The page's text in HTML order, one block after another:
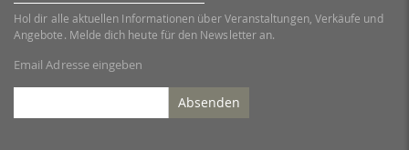
Hol dir alle aktuellen Informationen über Veranstaltungen, Verkäufe und
Angebote. Melde dich heute für den Newsletter an.
Email Adresse eingeben
Absenden